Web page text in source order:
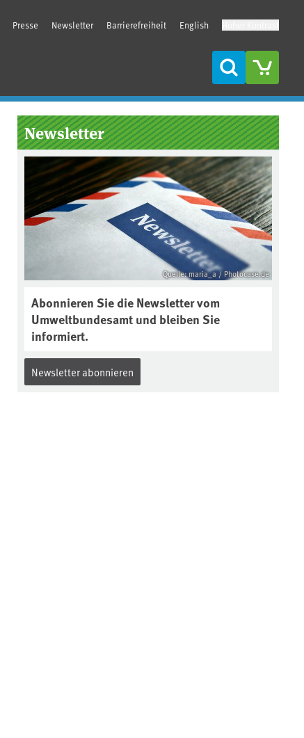
Presse Newsletter Barrierefreiheit English
Suche
Seitenleiste
Newsletter
Quelle: maria_a / Photocase.de
Abonnieren Sie die Newsletter vom
Umweltbundesamt und bleiben Sie
informiert.
Newsletter abonnieren